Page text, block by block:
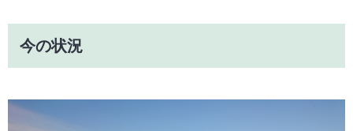
今の状況